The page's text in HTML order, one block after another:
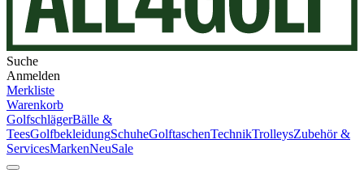
Suche
Anmelden
Merkliste
Warenkorb
GolfschlägerBälle &
TeesGolfbekleidungSchuheGolftaschenTechnikTrolleysZubehör &
ServicesMarkenNeuSale